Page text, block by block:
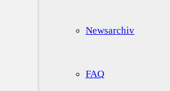
Newsarchiv
FAQ